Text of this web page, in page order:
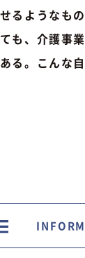
るようなもの
、介護事
。こん